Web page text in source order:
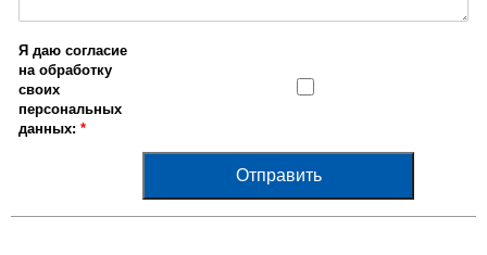
Я даю согласие
на обработку
своих
персональных
данных: *